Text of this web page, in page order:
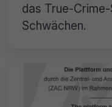
das True-
Schwächen.